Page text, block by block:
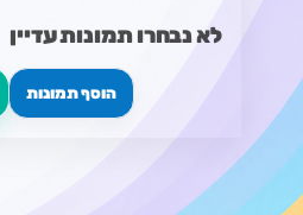
לא נבחרו תמונות עדיין
הוסף תמונות